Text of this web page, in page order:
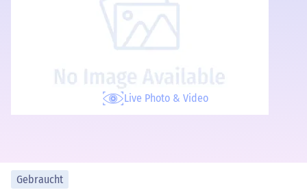
Live Photo & Video
Gebraucht